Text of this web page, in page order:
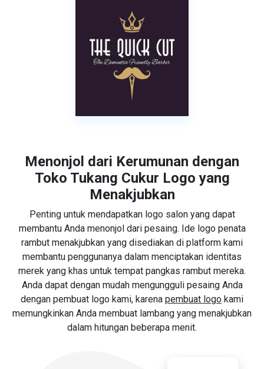
Menonjol dari Kerumunan dengan
Toko Tukang Cukur Logo yang
Menakjubkan
Penting untuk mendapatkan logo salon yang dapat
membantu Anda menonjol dari pesaing. Ide logo penata
rambut menakjubkan yang disediakan di platform kami
membantu penggunanya dalam menciptakan identitas
merek yang khas untuk tempat pangkas rambut mereka.
Anda dapat dengan mudah mengungguli pesaing Anda
dengan pembuat logo kami, karena pembuat logo kami
memungkinkan Anda membuat lambang yang menakjubkan
dalam hitungan beberapa menit.